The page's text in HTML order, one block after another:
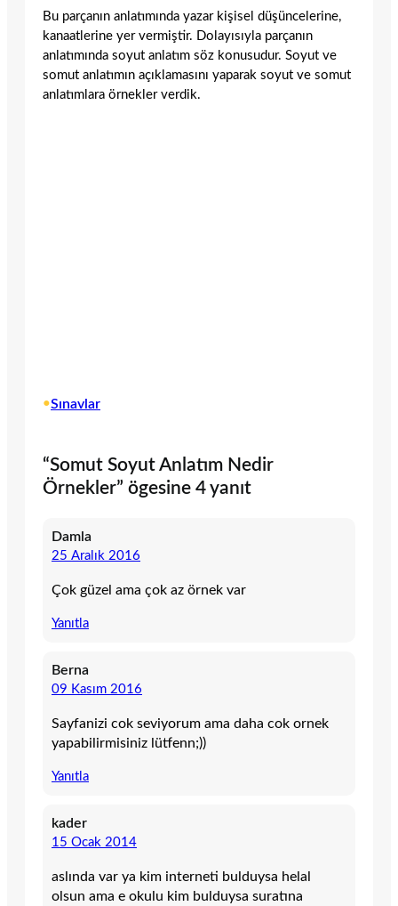
Bu parçanın anlatımında yazar kişisel düşüncelerine,
kanaatlerine yer vermiştir. Dolayısıyla parçanın
anlatımında soyut anlatım söz konusudur. Soyut ve
somut anlatımın açıklamasını yaparak soyut ve somut
anlatımlara örnekler verdik.
•Sınavlar
“Somut Soyut Anlatım Nedir
Örnekler” ögesine 4 yanıt
Damla
25 Aralık 2016
Çok güzel ama çok az örnek var
Yanıtla
Berna
09 Kasım 2016
Sayfanizi cok seviyorum ama daha cok ornek
yapabilirmisiniz lütfenn;))
Yanıtla
kader
15 Ocak 2014
aslında var ya kim interneti bulduysa helal
olsun ama e okulu kim bulduysa suratına